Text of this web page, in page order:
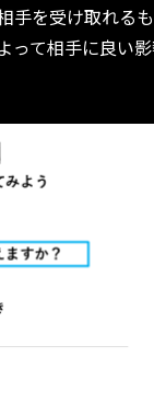
手を受け取れる
って相手に良い